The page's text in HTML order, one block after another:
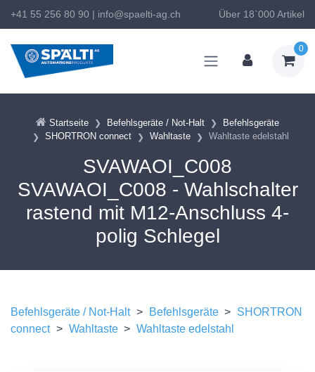
+41 55 256 80 90 | info@spaelti-ag.ch Über 18`000 Artikel
0
Startseite Befehlsgeräte / Not-Halt
Befehlsgeräte
SHORTRON connect
Wahltaste Wahltaste edelstahl
SVAWAOI_C008
SVAWAOI_C008 - Wahlschalter
rastend mit M12-Anschluss 4-
polig Schlegel
Befehlsgeräte / Not-Halt > Befehlsgeräte > SHORTRON
connect > Wahltaste > Wahltaste edelstahl